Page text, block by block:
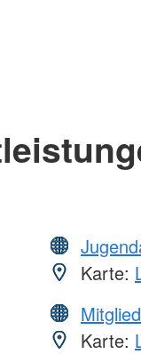
Karte:
Karte: